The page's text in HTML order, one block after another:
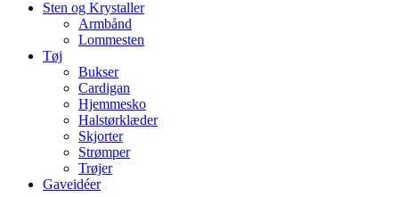
Sten og Krystaller
Armbånd
Lommesten
Tøj
Bukser
Cardigan
Hjemmesko
Halstørklæder
Skjorter
Strømper
Trøjer
Gaveidéer